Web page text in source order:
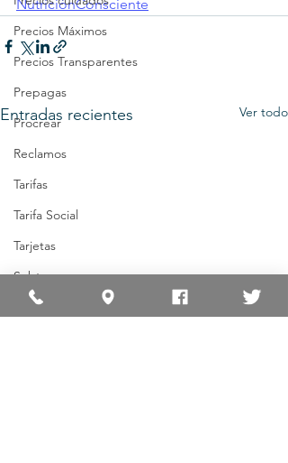
Precios Máximos
Precios Transparentes
Prepagas
Procrear
Reclamos
Tarifas
Tarifa Social
Tarjetas
Subtes
Transporte
NutriciónConsciente
Entradas recientes Ver todo